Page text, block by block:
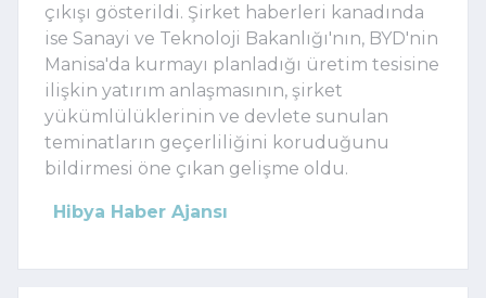
çıkışı gösterildi. Şirket haberleri kanadında
ise Sanayi ve Teknoloji Bakanlığı'nın, BYD'nin
Manisa'da kurmayı planladığı üretim tesisine
ilişkin yatırım anlaşmasının, şirket
yükümlülüklerinin ve devlete sunulan
teminatların geçerliliğini koruduğunu
bildirmesi öne çıkan gelişme oldu.
Hibya Haber Ajansı